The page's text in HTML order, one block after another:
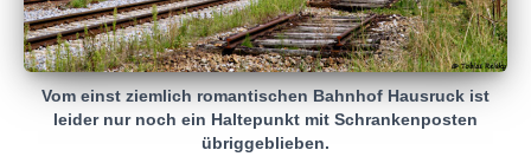
Vom einst ziemlich romantischen Bahnhof Hausruck ist
leider nur noch ein Haltepunkt mit Schrankenposten
übriggeblieben.